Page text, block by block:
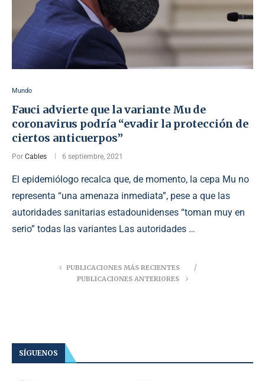
Mundo
Fauci advierte que la variante Mu de
coronavirus podría “evadir la protección de
ciertos anticuerpos”
Por Cables 6 septiembre, 2021
El epidemiólogo recalca que, de momento, la cepa Mu no
representa “una amenaza inmediata”, pese a que las
autoridades sanitarias estadounidenses “toman muy en
serio” todas las variantes Las autoridades …
PUBLICACIONES MÁS RECIENTES
PUBLICACIONES ANTERIORES
SÍGUENOS